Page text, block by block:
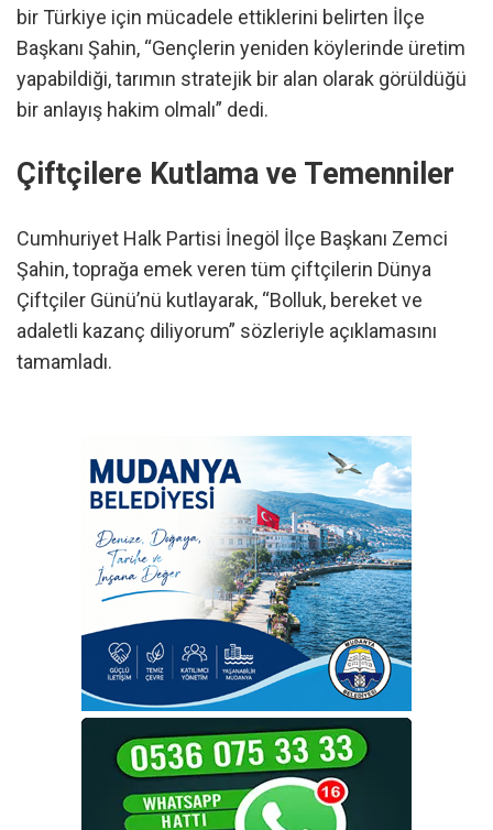
bir Türkiye için mücadele ettiklerini belirten İlçe
Başkanı Şahin, “Gençlerin yeniden köylerinde üretim
yapabildiği, tarımın stratejik bir alan olarak görüldüğü
bir anlayış hakim olmalı” dedi.
Çiftçilere Kutlama ve Temenniler
Cumhuriyet Halk Partisi İnegöl İlçe Başkanı Zemci
Şahin, toprağa emek veren tüm çiftçilerin Dünya
Çiftçiler Günü’nü kutlayarak, “Bolluk, bereket ve
adaletli kazanç diliyorum” sözleriyle açıklamasını
tamamladı.